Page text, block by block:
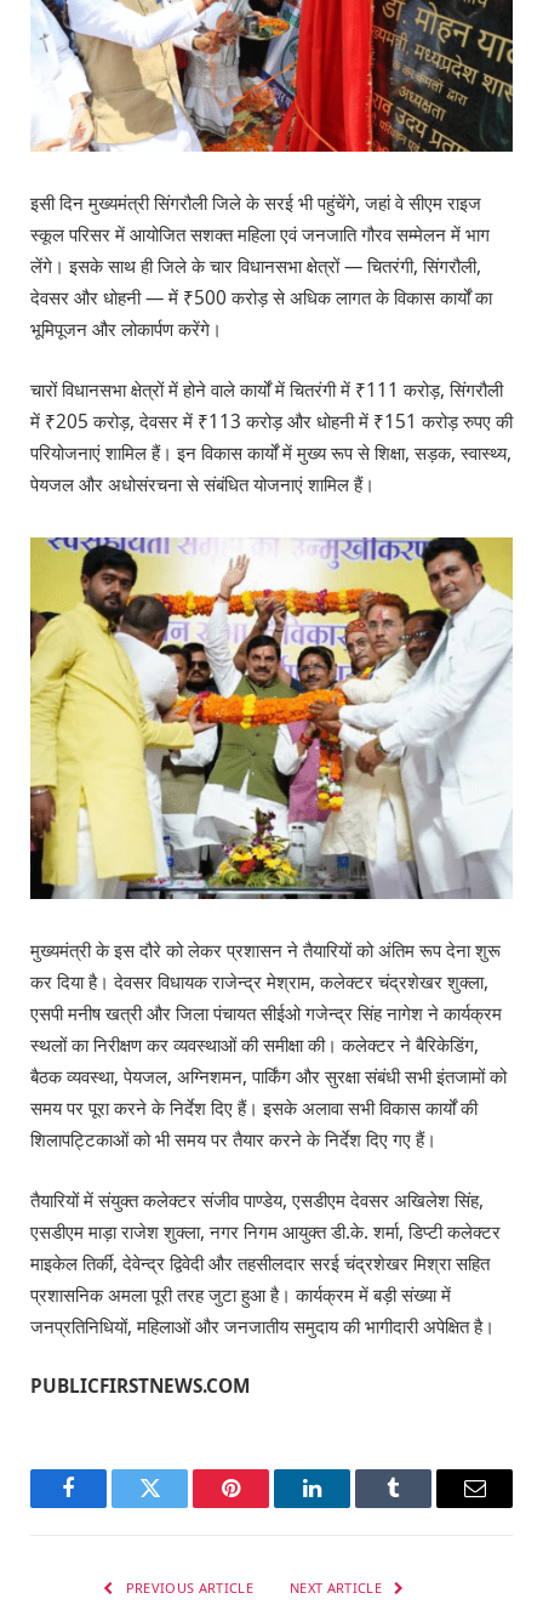
इसी दिन मुख्यमंत्री सिंगरौली जिले के सरई भी पहुंचेंगे, जहां वे सीएम राइज
स्कूल परिसर में आयोजित सशक्त महिला एवं जनजाति गौरव सम्मेलन में भाग
लेंगे। इसके साथ ही जिले के चार विधानसभा क्षेत्रों — चितरंगी, सिंगरौली,
देवसर और धोहनी — में ₹500 करोड़ से अधिक लागत के विकास कार्यों का
भूमिपूजन और लोकार्पण करेंगे।
चारों विधानसभा क्षेत्रों में होने वाले कार्यों में चितरंगी में ₹111 करोड़, सिंगरौली
में ₹205 करोड़, देवसर में ₹113 करोड़ और धोहनी में ₹151 करोड़ रुपए की
परियोजनाएं शामिल हैं। इन विकास कार्यों में मुख्य रूप से शिक्षा, सड़क, स्वास्थ्य,
पेयजल और अधोसंरचना से संबंधित योजनाएं शामिल हैं।
मुख्यमंत्री के इस दौरे को लेकर प्रशासन ने तैयारियों को अंतिम रूप देना शुरू
कर दिया है। देवसर विधायक राजेन्द्र मेश्राम, कलेक्टर चंद्रशेखर शुक्ला,
एसपी मनीष खत्री और जिला पंचायत सीईओ गजेन्द्र सिंह नागेश ने कार्यक्रम
स्थलों का निरीक्षण कर व्यवस्थाओं की समीक्षा की। कलेक्टर ने बैरिकेडिंग,
बैठक व्यवस्था, पेयजल, अग्निशमन, पार्किंग और सुरक्षा संबंधी सभी इंतजामों को
समय पर पूरा करने के निर्देश दिए हैं। इसके अलावा सभी विकास कार्यों की
शिलापट्टिकाओं को भी समय पर तैयार करने के निर्देश दिए गए हैं।
तैयारियों में संयुक्त कलेक्टर संजीव पाण्डेय, एसडीएम देवसर अखिलेश सिंह,
एसडीएम माड़ा राजेश शुक्ला, नगर निगम आयुक्त डी.के. शर्मा, डिप्टी कलेक्टर
माइकेल तिर्की, देवेन्द्र द्विवेदी और तहसीलदार सरई चंद्रशेखर मिश्रा सहित
प्रशासनिक अमला पूरी तरह जुटा हुआ है। कार्यक्रम में बड़ी संख्या में
जनप्रतिनिधियों, महिलाओं और जनजातीय समुदाय की भागीदारी अपेक्षित है।
PUBLICFIRSTNEWS.COM
FacebookTwitter Pinterest LinkedInTumblr Email
PREVIOUS ARTICLE NEXT ARTICLE